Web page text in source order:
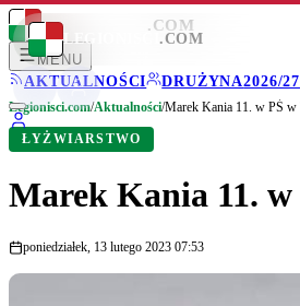
LEGIONISCI .COM
MENU
AKTUALNOŚCI
DRUŻYNA2026/27
LEGIONISCI .COM
Legionisci.com/Aktualności/Marek Kania 11. w PŚ w
ŁYŻWIARSTWO
Marek Kania 11. w
poniedziałek, 13 lutego 2023 07:53